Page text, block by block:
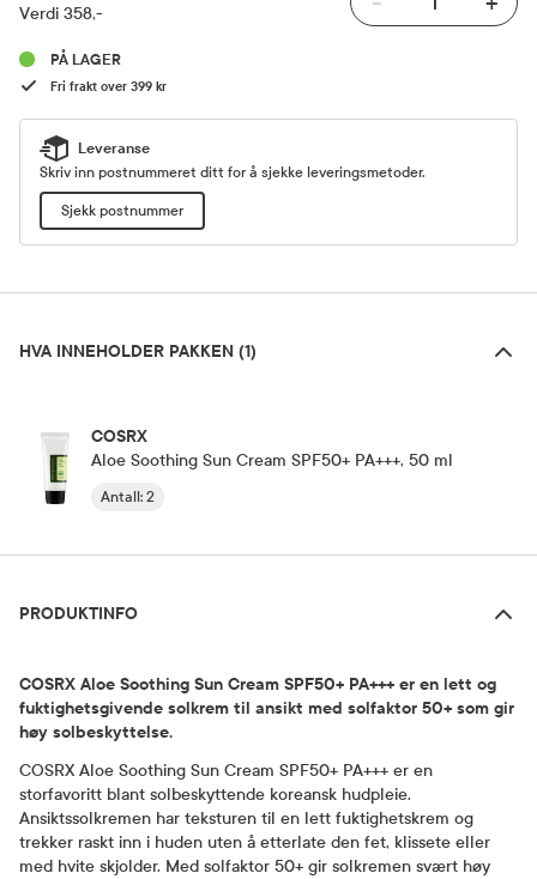
Verdi 358,-
PÅ LAGER
Fri frakt over 399 kr
Leveranse
Skriv inn postnummeret ditt for å sjekke leveringsmetoder.
Sjekk postnummer
PRODUKTINFO
COSRX Aloe Soothing Sun Cream SPF50+ PA+++ er en lett og
fuktighetsgivende solkrem til ansikt med solfaktor 50+ som gir
høy solbeskyttelse.
COSRX Aloe Soothing Sun Cream SPF50+ PA+++ er en
storfavoritt blant solbeskyttende koreansk hudpleie.
Ansiktssolkremen har teksturen til en lett fuktighetskrem og
trekker raskt inn i huden uten å etterlate den fet, klissete eller
med hvite skjolder. Med solfaktor 50+ gir solkremen svært høy
HVA INNEHOLDER PAKKEN (1)
COSRX
Aloe Soothing Sun Cream SPF50+ PA+++, 50 ml
Antall : 2